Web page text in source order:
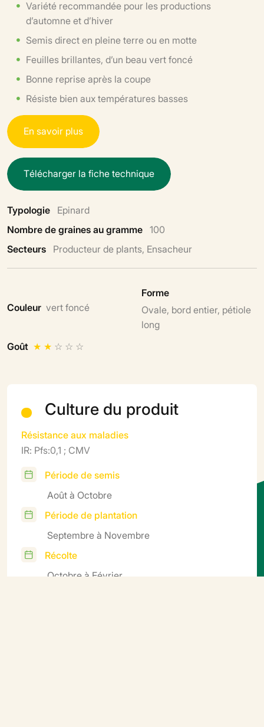
Variété recommandée pour les productions
d’automne et d’hiver
Semis direct en pleine terre ou en motte
Feuilles brillantes, d’un beau vert foncé
Bonne reprise après la coupe
Résiste bien aux températures basses
En savoir plus
Télécharger la fichetechnique
Typologie Epinard
Nombre de graines au gramme 100
Secteurs Producteur de plants, Ensacheur
Couleur vert foncé
Forme
Ovale, bord entier, pétiole
long
Goût ★ ★ ☆ ☆ ☆
Culture du produit
Résistance aux maladies
IR: Pfs:0,1 ; CMV
Période de semis
Août à Octobre
Période de plantation
Septembre à Novembre
Récolte
Octobre à Février